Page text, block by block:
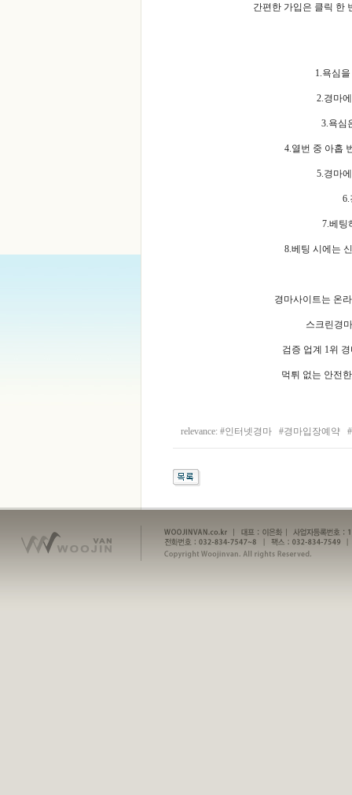
간편한 가입은 클릭 한
1.욕심
2.경마
3.욕심
4.열번 중 아홉
5.경마
6.
7.베팅
8.베팅 시에는
경마사이트는 온
스크린경
검증 업계 1위
먹튀 없는 안전
relevance: #인터넷경마#경마입장예약#